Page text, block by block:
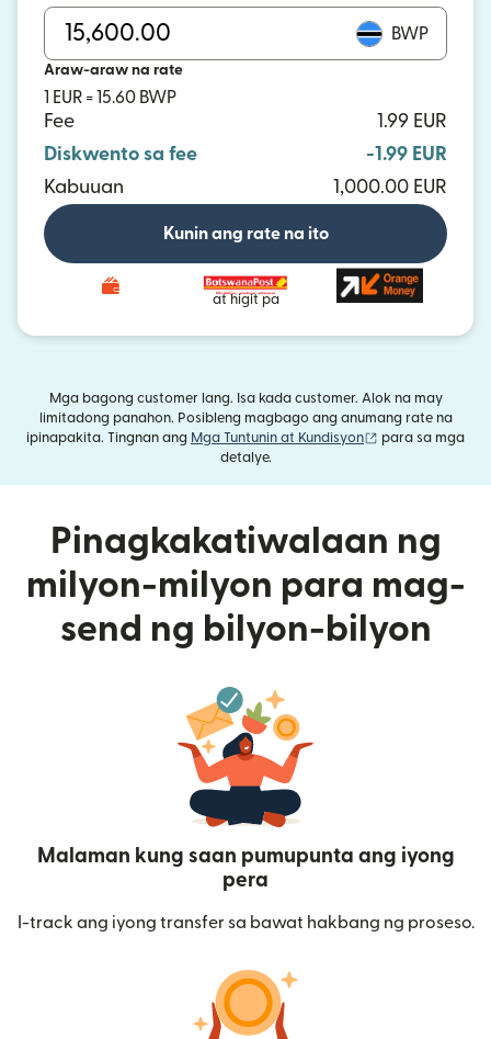
BWP
Araw-araw na rate
1 EUR = 15.60 BWP
Fee
1.99 EUR
Diskwento sa fee
-1.99 EUR
Kabuuan
1,000.00 EUR
Kunin ang rate na ito
at higit pa
Mga bagong customer lang. Isa kada customer. Alok na may
limitadong panahon. Posibleng magbago ang anumang rate na
ipinapakita. Tingnan ang Mga Tuntunin at Kundisyon (bubukas sa
para sa mga
detalye.
Pinagkakatiwalaan ng
milyon-milyon para mag-
send ng bilyon-bilyon
Malaman kung saan pumupunta ang iyong
pera
I-track ang iyong transfer sa bawat hakbang ng proseso.